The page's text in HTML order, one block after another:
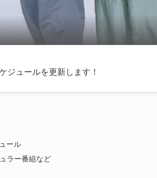
ジュールを更新します！
ール
ラー番組など